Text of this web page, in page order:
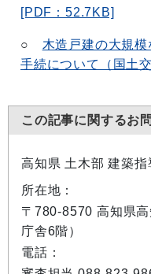
[PDF：52.7KB]
○ 木造戸建の大規
手続について（国土
この記事に関するお
高知県 土木部 建築指
所在地：
〒780-8570 高知県
庁舎6階）
電話：